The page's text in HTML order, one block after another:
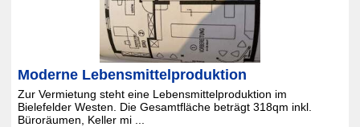
Moderne Lebensmittelproduktion
Zur Vermietung steht eine Lebensmittelproduktion im
Bielefelder Westen. Die Gesamtfläche beträgt 318qm inkl.
Büroräumen, Keller mi ...